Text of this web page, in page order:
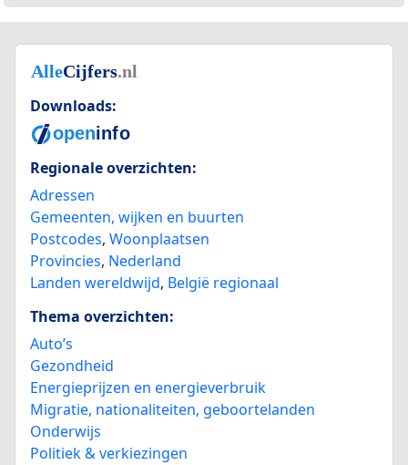
Downloads:
Regionale overzichten:
Adressen
Gemeenten, wijken en buurten
Postcodes, Woonplaatsen
Provincies, Nederland
Landen wereldwijd, België regionaal
Thema overzichten:
Auto’s
Gezondheid
Energieprijzen en energieverbruik
Migratie, nationaliteiten, geboortelanden
Onderwijs
Politiek & verkiezingen